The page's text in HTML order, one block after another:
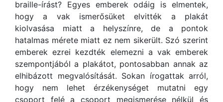
braille-írást? Egyes emberek odáig is elmentek,
hogy a vak ismerősüket elvitték a plakát
kiolvasása miatt a helyszínre, de a pontok
hatalmas mérete miatt ez nem sikerült. Szó szerint
emberek ezrei kezdték elemezni a vak emberek
szempontjából a plakátot, pontosabban annak az
elhibázott megvalósítását. Sokan írogattak arról,
hogy nem lehet érzékenységet mutatni egy
csoport felé a csoport megismerése nélkül és